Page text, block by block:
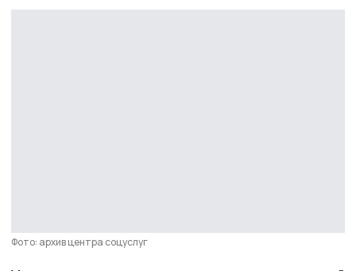
Фото: архив центра соцуслуг